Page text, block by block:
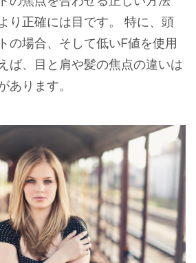
り正確には目です。 特に、頭
の場合、そして低いF値を使用
ば、目と肩や髪の焦点の違いは
あります。